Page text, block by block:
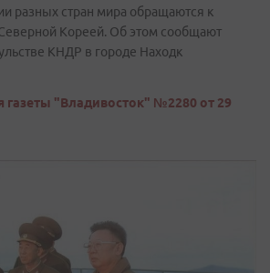
разных стран мира обращаются к
Кореей. Об этом сообщают
КНДР в городе Находк
газеты "Владивосток" №2280 от 29